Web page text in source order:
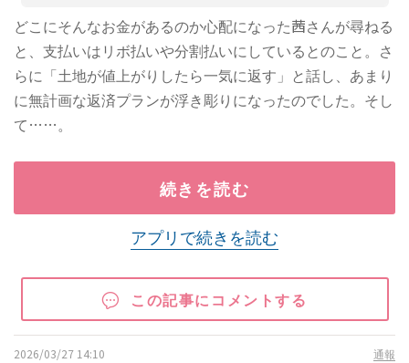
どこにそんなお金があるのか心配になった茜さんが尋ねる
と、支払いはリボ払いや分割払いにしているとのこと。さ
らに「土地が値上がりしたら一気に返す」と話し、あまり
に無計画な返済プランが浮き彫りになったのでした。そし
て……。
続きを読む
アプリで続きを読む
この記事にコメントする
2026/03/27 14:10 通報